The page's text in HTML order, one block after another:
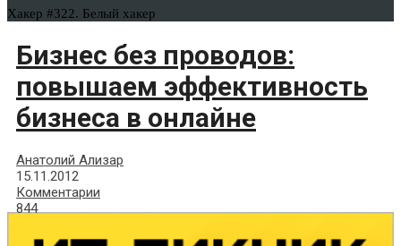
Хакер #322. Белый хакер
Бизнес без проводов:
повышаем эффективность
бизнеса в онлайне
Анатолий Ализар
15.11.2012
Комментарии
844